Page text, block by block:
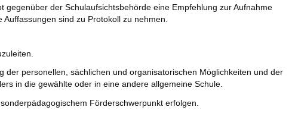
der Schulaufsichtsbehörde eine Empfehlung zur Aufnahme
sind zu Protokoll zu nehmen.
personellen, sächlichen und organisatorischen Möglichkeiten und der
in die gewählte oder in eine andere allgemeine Schule.
Förderschwerpunkt erfolgen.